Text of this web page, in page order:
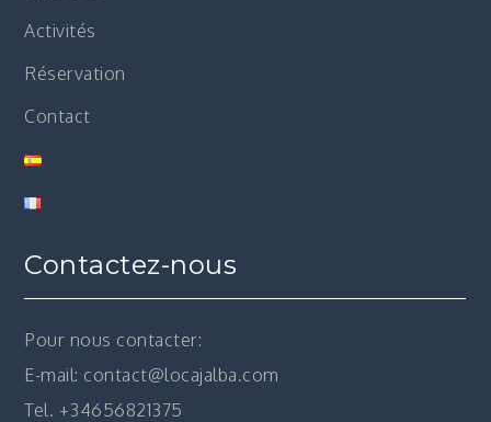
Activités
Réservation
Contact
Contactez-nous
Pour nous contacter:
E-mail: contact@locajalba.com
Tel. +34656821375